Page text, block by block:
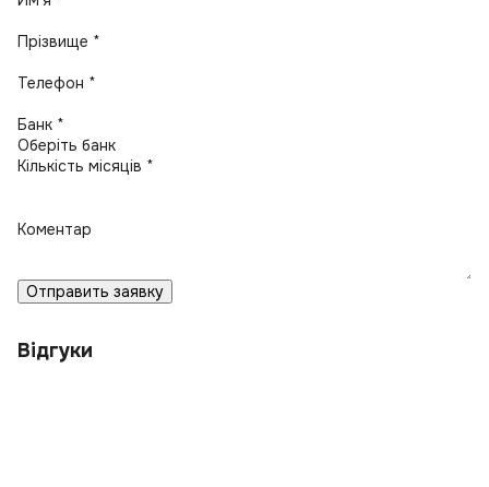
Прізвище *
Телефон *
Банк *
Кількість місяців *
Коментар
Отправить заявку
Відгуки